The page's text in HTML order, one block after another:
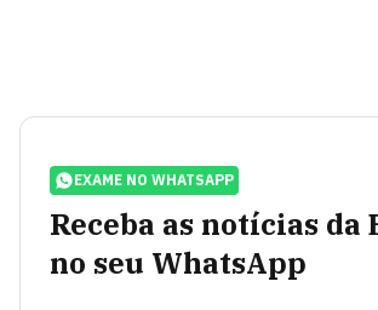
EXAME NO WHATSAPP
Receba as notícias da
no seu WhatsApp